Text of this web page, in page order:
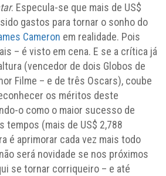
. Especula-se que mais de US$
gastos para tornar o sonho do
Cameron em realidade. Pois
– é visto em cena. E se a crítica já
(vencedor de dois Globos de
Filme – e de três Oscars), coube
os méritos deste
o como o maior sucesso de
tempos (mais de US$ 2,788
é aprimorar cada vez mais todo
será novidade se nos próximos
se tornar corriqueiro – e até